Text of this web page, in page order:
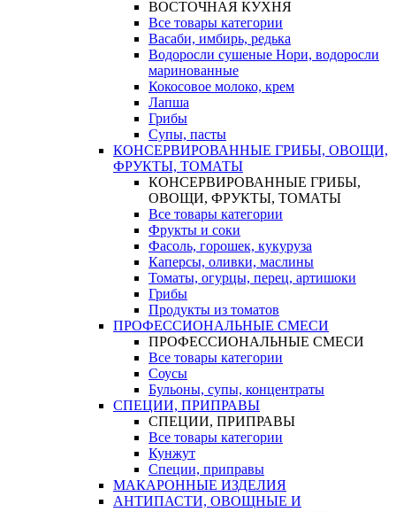
ВОСТОЧНАЯ КУХНЯ
Все товары категории
Васаби, имбирь, редька
Водоросли сушеные Нори, водоросли
маринованные
Кокосовое молоко, крем
Лапша
Грибы
Супы, пасты
КОНСЕРВИРОВАННЫЕ ГРИБЫ, ОВОЩИ,
ФРУКТЫ, ТОМАТЫ
КОНСЕРВИРОВАННЫЕ ГРИБЫ,
ОВОЩИ, ФРУКТЫ, ТОМАТЫ
Все товары категории
Фрукты и соки
Фасоль, горошек, кукуруза
Каперсы, оливки, маслины
Томаты, огурцы, перец, артишоки
Грибы
Продукты из томатов
ПРОФЕССИОНАЛЬНЫЕ СМЕСИ
ПРОФЕССИОНАЛЬНЫЕ СМЕСИ
Все товары категории
Соусы
Бульоны, супы, концентраты
СПЕЦИИ, ПРИПРАВЫ
СПЕЦИИ, ПРИПРАВЫ
Все товары категории
Кунжут
Специи, приправы
МАКАРОННЫЕ ИЗДЕЛИЯ
АНТИПАСТИ, ОВОЩНЫЕ И